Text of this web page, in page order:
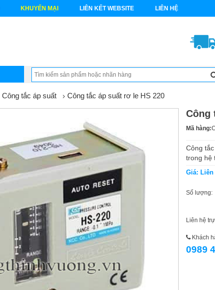
KHUYẾN MẠI LIÊN KẾT WEBSITE LIÊN HỆ
Công tắc áp suất Công tắc áp suất rơ le HS 220
Công
Mã hàng:
Công
trong hệ
Giá: Liên
Số lượng:
Liên hệ
Khách
0989